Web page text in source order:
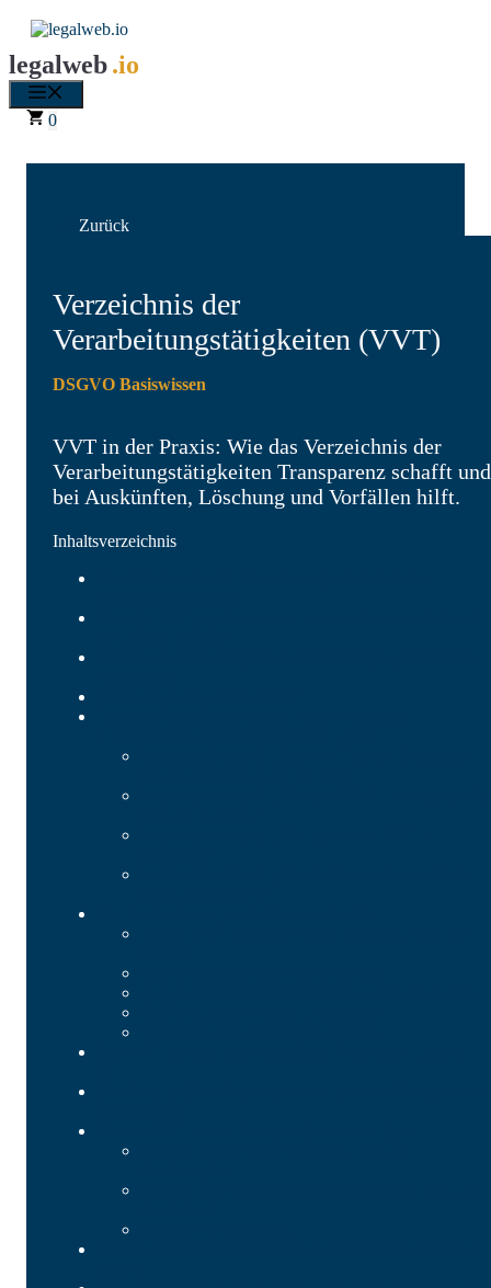
Zum
Inhalt
springen
legalweb.io
0
Verzeichnis der
Verarbeitungstätigkeiten (VVT)
DSGVO Basiswissen
VVT in der Praxis: Wie das Verzeichnis der
Verarbeitungstätigkeiten Transparenz schafft und
bei Auskünften, Löschung und Vorfällen hilft.
Inhaltsverzeichnis
Zurück